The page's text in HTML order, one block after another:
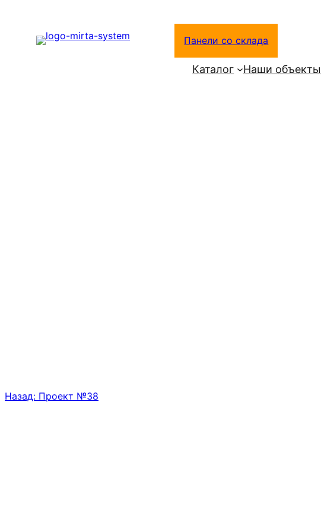
содержимому
Панели со склада
Каталог Наши объекты
Назад: Проект №38